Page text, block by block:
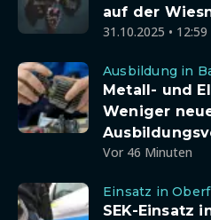
auf der
31.10.2025 •
Ausbildung in
Metall- und
Weniger
Vor 46 Minuten
Einsatz in
SEK-Einsatz